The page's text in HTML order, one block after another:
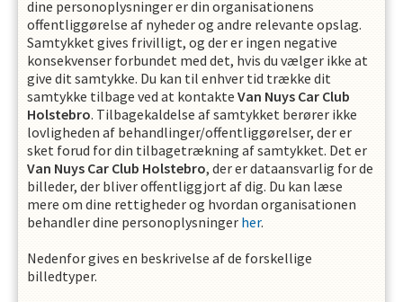
dine personoplysninger er din organisationens
offentliggørelse af nyheder og andre relevante opslag.
Samtykket gives frivilligt, og der er ingen negative
konsekvenser forbundet med det, hvis du vælger ikke at
give dit samtykke. Du kan til enhver tid trække dit
samtykke tilbage ved at kontakte Van Nuys Car Club
Holstebro. Tilbagekaldelse af samtykket berører ikke
lovligheden af behandlinger/offentliggørelser, der er
sket forud for din tilbagetrækning af samtykket. Det er
Van Nuys Car Club Holstebro, der er dataansvarlig for de
billeder, der bliver offentliggjort af dig. Du kan læse
mere om dine rettigheder og hvordan organisationen
behandler dine personoplysninger her.
Nedenfor gives en beskrivelse af de forskellige
billedtyper.